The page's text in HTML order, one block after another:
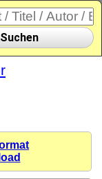
Suchen